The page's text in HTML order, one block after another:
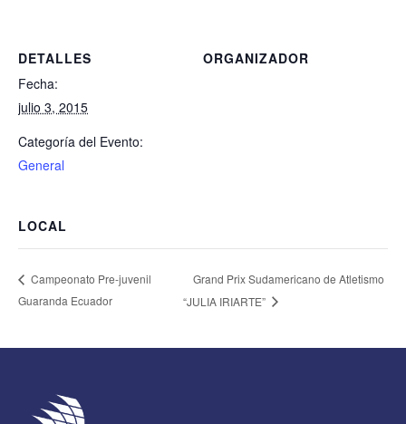
DETALLES
Fecha:
julio 3, 2015
Categoría del Evento:
General
ORGANIZADOR
LOCAL
Campeonato Pre-juvenil
Guaranda Ecuador
Grand Prix Sudamericano de Atletismo
“JULIA IRIARTE”